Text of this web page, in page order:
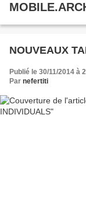
NOUVEAUX
Publié le 30/11/2014 à
Par nefertiti